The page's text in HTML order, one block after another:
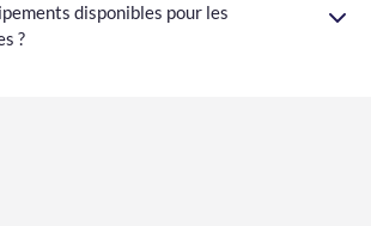
disponibles pour les
?